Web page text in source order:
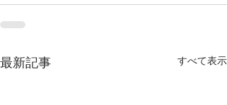
最新記事 すべて表示